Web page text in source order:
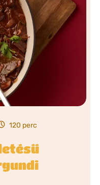
120 perc